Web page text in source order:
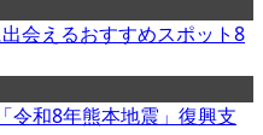
会えるおすすめスポット8
令和8年熊本地震」復興支